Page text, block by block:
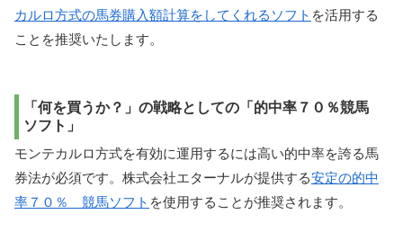
カルロ方式の馬券購入額計算をしてくれるソフト を活用する
ことを推奨いたします。
「何を買うか？」の戦略としての「的中率７０％競馬
ソフト」
モンテカルロ方式を有効に運用するには高い的中率を誇る馬
券法が必須です。株式会社エターナルが提供する安定の的中
率７０％ 競馬ソフト を使用することが推奨されます。